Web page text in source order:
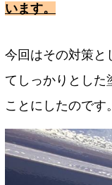
います。
今回はその対策と
てしっかりとした
ことにしたのです。